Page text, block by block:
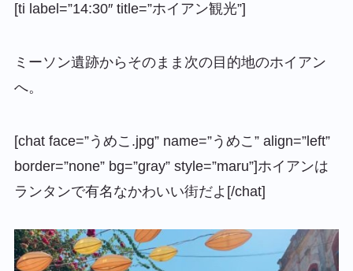
[ti label=”14:30″ title=”ホイアン観光”]
ミーソン遺跡からそのまま次の目的地のホイアン
へ。
[chat face=”うめこ.jpg” name=”うめこ” align=”left”
border=”none” bg=”gray” style=”maru”]ホイアンは
ランタンで有名なかわいい街だよ[/chat]